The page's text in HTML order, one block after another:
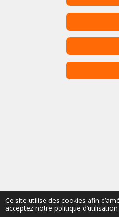
Ce site utilise des cookies afin
acceptez notre politique
© 2023 - 2026